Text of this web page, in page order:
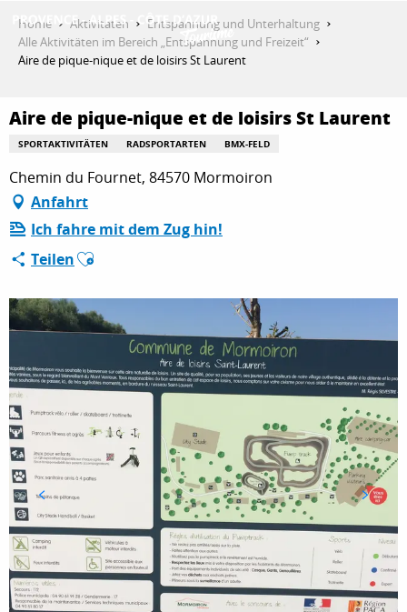
contenu
AKTIVITÄTEN
AUFENTHALT
ESPACE PRO
Home Aktivitäten
Entspannung und Unterhaltung
Alle Aktivitäten im Bereich „Entspannung und Freizeit“
Aire de pique-nique et de loisirs St Laurent
Aire de pique-nique et de loisirs St Laurent
SPORTAKTIVITÄTEN RADSPORTARTEN BMX-FELD
Chemin du Fournet, 84570 Mormoiron
Anfahrt
Ich fahre mit dem Zug hin!
TeilenAjouter aux favoris